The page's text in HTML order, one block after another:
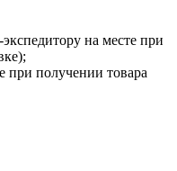
на месте при
при получении товара